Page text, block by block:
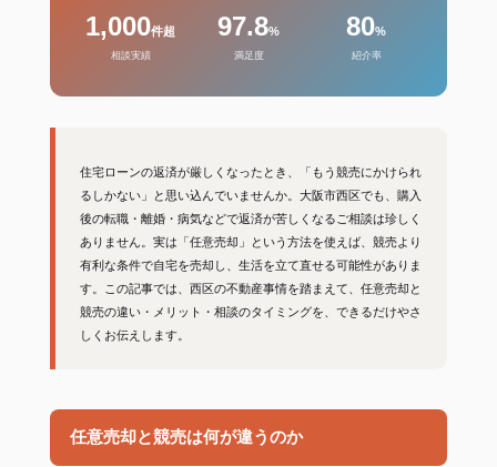
1,000件超
相談実績
97.8%
満足度
80%
紹介率
住宅ローンの返済が厳しくなったとき、「もう競売にかけられ
るしかない」と思い込んでいませんか。大阪市西区でも、購入
後の転職・離婚・病気などで返済が苦しくなるご相談は珍しく
ありません。実は「任意売却」という方法を使えば、競売より
有利な条件で自宅を売却し、生活を立て直せる可能性がありま
す。この記事では、西区の不動産事情を踏まえて、任意売却と
競売の違い・メリット・相談のタイミングを、できるだけやさ
しくお伝えします。
任意売却と競売は何が違うのか